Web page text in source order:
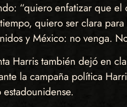
“quiero enfatizar que el
quiero ser clara
y México: no venga.
Harris también dejó en
la campaña política